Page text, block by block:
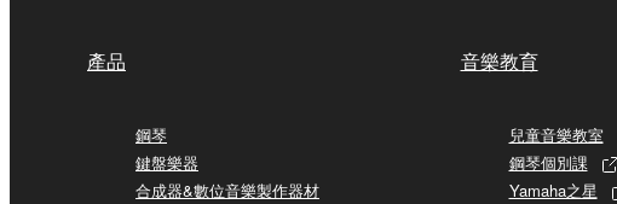
產品
鋼琴
鍵盤樂器
合成器&數位音樂製作器材
音樂教育
兒童音樂教室
鋼琴個別課
Yamaha之星